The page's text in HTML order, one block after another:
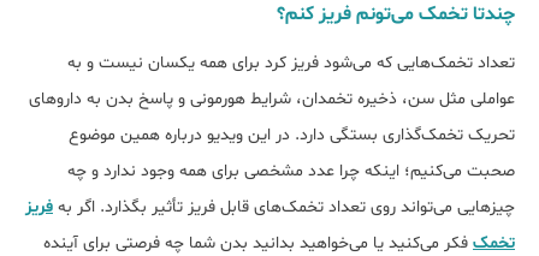
چندتا تخمک می‌تونم فریز کنم؟
تعداد تخمک‌هایی که می‌شود فریز کرد برای همه یکسان نیست و به
عواملی مثل سن، ذخیره تخمدان، شرایط هورمونی و پاسخ بدن به داروهای
تحریک تخمک‌گذاری بستگی دارد. در این ویدیو درباره همین موضوع
صحبت می‌کنیم؛ اینکه چرا عدد مشخصی برای همه وجود ندارد و چه
چیزهایی می‌تواند روی تعداد تخمک‌های قابل فریز تأثیر بگذارد. اگر به فریز
تخمک فکر می‌کنید یا می‌خواهید بدانید بدن شما چه فرصتی برای آینده